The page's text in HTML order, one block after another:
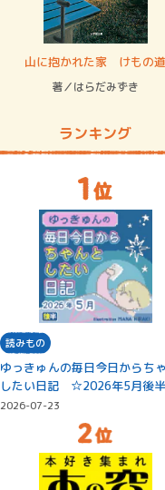
山に抱かれた家 けもの道
著／はらだみずき
ランキング
読みもの
ゆっきゅんの毎日今日からち
したい日記 ☆2026年5月後
2026-07-23